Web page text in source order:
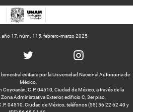
, año 17, núm. 115, febrero-marzo 2025
editada por la Universidad Nacional Autónoma de
México,
Coyoacán, C.P. 04510, Ciudad de México, a través de la
Administrativa Exterior, edificio C, 3er piso,
04510, Ciudad de México, teléfonos (55) 56 22 62 40 y